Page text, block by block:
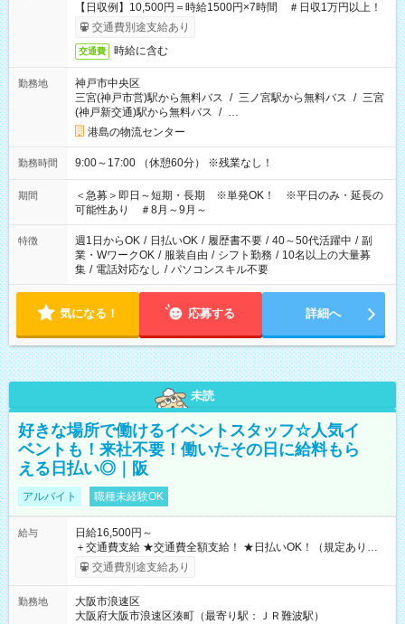
【日収例】10,500円＝時給1500円×7時間 ＃日収1万円以上！
交通費別途支給あり
交通費 時給に含む
勤務地
神戸市中央区
三宮(神戸市営)駅から無料バス / 三ノ宮駅から無料バス / 三宮
(神戸新交通)駅から無料バス / …
港島の物流センター
勤務時間 9:00～17:00 （休憩60分） ※残業なし！
期間
＜急募＞即日～短期・長期 ※単発OK！ ※平日のみ・延長の
可能性あり ＃8月～9月～
特徴 週1日からOK / 日払いOK / 履歴書不要 / 40～50代活躍中 / 副
業・WワークOK / 服装自由 / シフト勤務 / 10名以上の大量募
集 / 電話対応なし / パソコンスキル不要
気になる！ 応募する 詳細へ
未読
好きな場所で働けるイベントスタッフ☆人気イ
ベントも！来社不要！働いたその日に給料もら
える日払い◎｜阪
アルバイト 職種未経験OK
給与
日給16,500円～
＋交通費支給 ★交通費全額支給！ ★日払いOK！（規定あり） ┗
働いたその日に現金GET♪ お仕事後はコンビニATMから 日払
交通費別途支給あり
勤務地
大阪市浪速区
大阪府大阪市浪速区湊町（最寄り駅：ＪＲ難波駅）